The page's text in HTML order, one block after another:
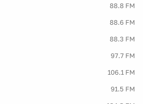
88.8 FM
88.6 FM
88.3 FM
97.7 FM
106.1 FM
91.5 FM